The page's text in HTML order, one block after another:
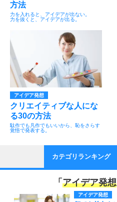
方法
力を入れると、アイデアが出ない。
力を抜くと、アイデアが出る。
アイデア発想
クリエイティブな人にな
る30の方法
駄作でも凡作でもいいから、恥をさらす
覚悟で発表する。
カテゴリランキング
「 アイデア発想
アイデア発想